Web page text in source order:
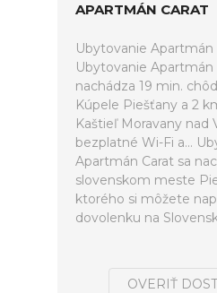
APARTMÁN CARAT
Ubytovanie Apartmán
Ubytovanie Apartmán
nachádza 19 min.
Kúpele Piešťany a 2
Kaštieľ Moravany nad
bezplatné Wi-Fi a...
Apartmán Carat sa
slovenskom meste
ktorého si môžete
dovolenku na
OVERIŤ